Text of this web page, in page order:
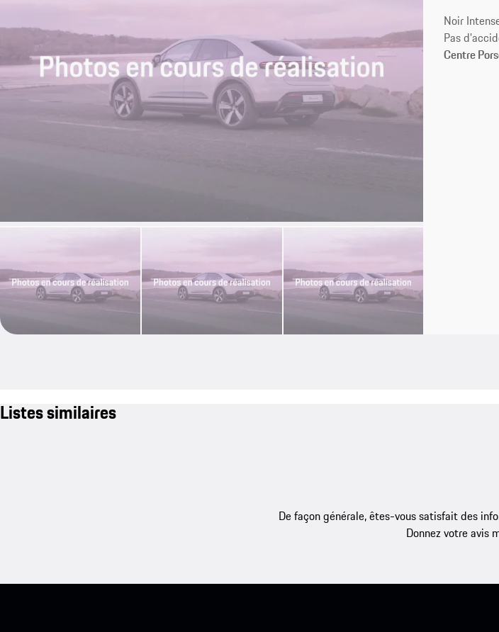
Noir
Pas
Centre
Listes similaires
De façon générale, êtes-vous satisfait des
Donnez votre avis